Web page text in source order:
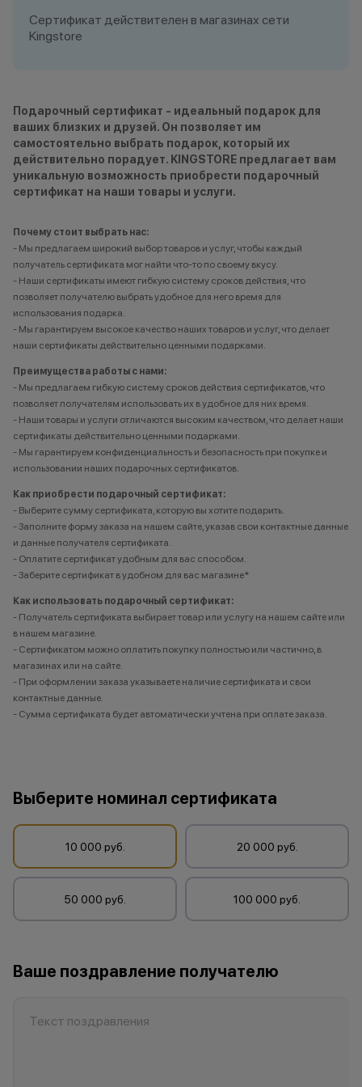
Сертификат действителен в магазинах сети
Kingstore
Подарочный сертификат - идеальный подарок для
ваших близких и друзей. Он позволяет им
самостоятельно выбрать подарок, который их
действительно порадует. KINGSTORE предлагает вам
уникальную возможность приобрести подарочный
сертификат на наши товары и услуги.
Почему стоит выбрать нас:
- Мы предлагаем широкий выбор товаров и услуг, чтобы каждый
получатель сертификата мог найти что-то по своему вкусу.
- Наши сертификаты имеют гибкую систему сроков действия, что
позволяет получателю выбрать удобное для него время для
использования подарка.
- Мы гарантируем высокое качество наших товаров и услуг, что делает
наши сертификаты действительно ценными подарками.
Преимущества работы с нами:
- Мы предлагаем гибкую систему сроков действия сертификатов, что
позволяет получателям использовать их в удобное для них время.
- Наши товары и услуги отличаются высоким качеством, что делает наши
сертификаты действительно ценными подарками.
- Мы гарантируем конфиденциальность и безопасность при покупке и
использовании наших подарочных сертификатов.
Как приобрести подарочный сертификат:
- Выберите сумму сертификата, которую вы хотите подарить.
- Заполните форму заказа на нашем сайте, указав свои контактные данные
и данные получателя сертификата.
- Оплатите сертификат удобным для вас способом.
- Заберите сертификат в удобном для вас магазине*
Как использовать подарочный сертификат:
- Получатель сертификата выбирает товар или услугу на нашем сайте или
в нашем магазине.
- Сертификатом можно оплатить покупку полностью или частично, в
магазинах или на сайте.
- При оформлении заказа указываете наличие сертификата и свои
контактные данные.
- Сумма сертификата будет автоматически учтена при оплате заказа.
Выберите номинал сертификата
10 000 руб. 20 000 руб.
50 000 руб. 100 000 руб.
Ваше поздравление получателю